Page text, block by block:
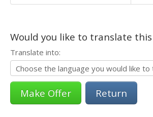
Would you like to translate
Translate into:
Return